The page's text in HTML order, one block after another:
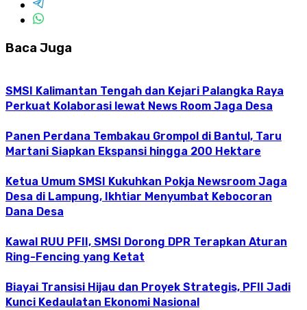
Baca Juga
SMSI Kalimantan Tengah dan Kejari Palangka Raya
Perkuat Kolaborasi lewat News Room Jaga Desa
Panen Perdana Tembakau Grompol di Bantul, Taru
Martani Siapkan Ekspansi hingga 200 Hektare
Ketua Umum SMSI Kukuhkan Pokja Newsroom Jaga
Desa di Lampung, Ikhtiar Menyumbat Kebocoran
Dana Desa
Kawal RUU PFII, SMSI Dorong DPR Terapkan Aturan
Ring-Fencing yang Ketat
Biayai Transisi Hijau dan Proyek Strategis, PFII Jadi
Kunci Kedaulatan Ekonomi Nasional